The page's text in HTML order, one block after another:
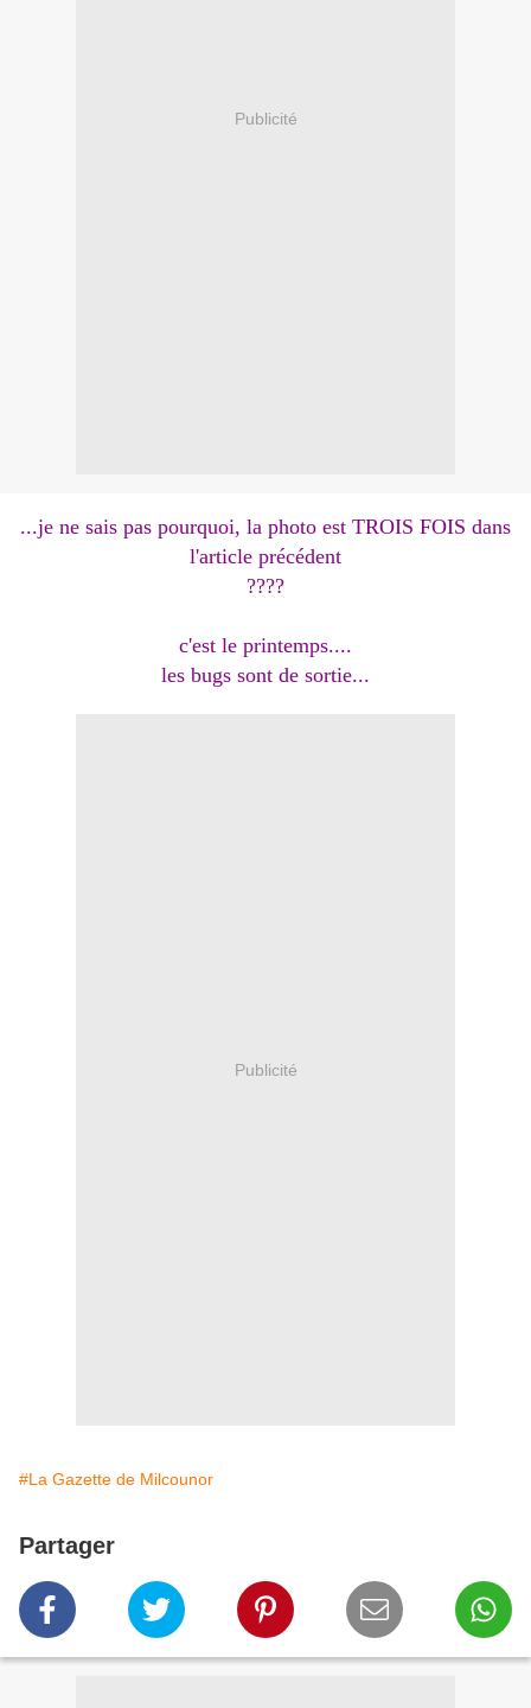
Publicité
...je ne sais pas pourquoi, la photo est TROIS FOIS dans
l'article précédent
????
c'est le printemps....
les bugs sont de sortie...
Publicité
#La Gazette de Milcounor
Partager